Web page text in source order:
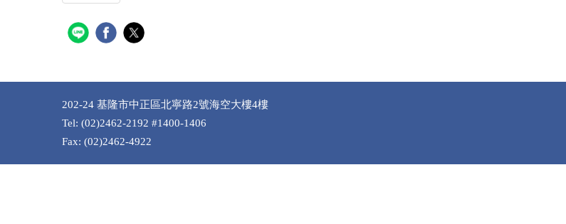
202-24 基隆市中正區北寧路2號海空大樓4樓
Tel: (02)2462-2192 #1400-1406
Fax: (02)2462-4922